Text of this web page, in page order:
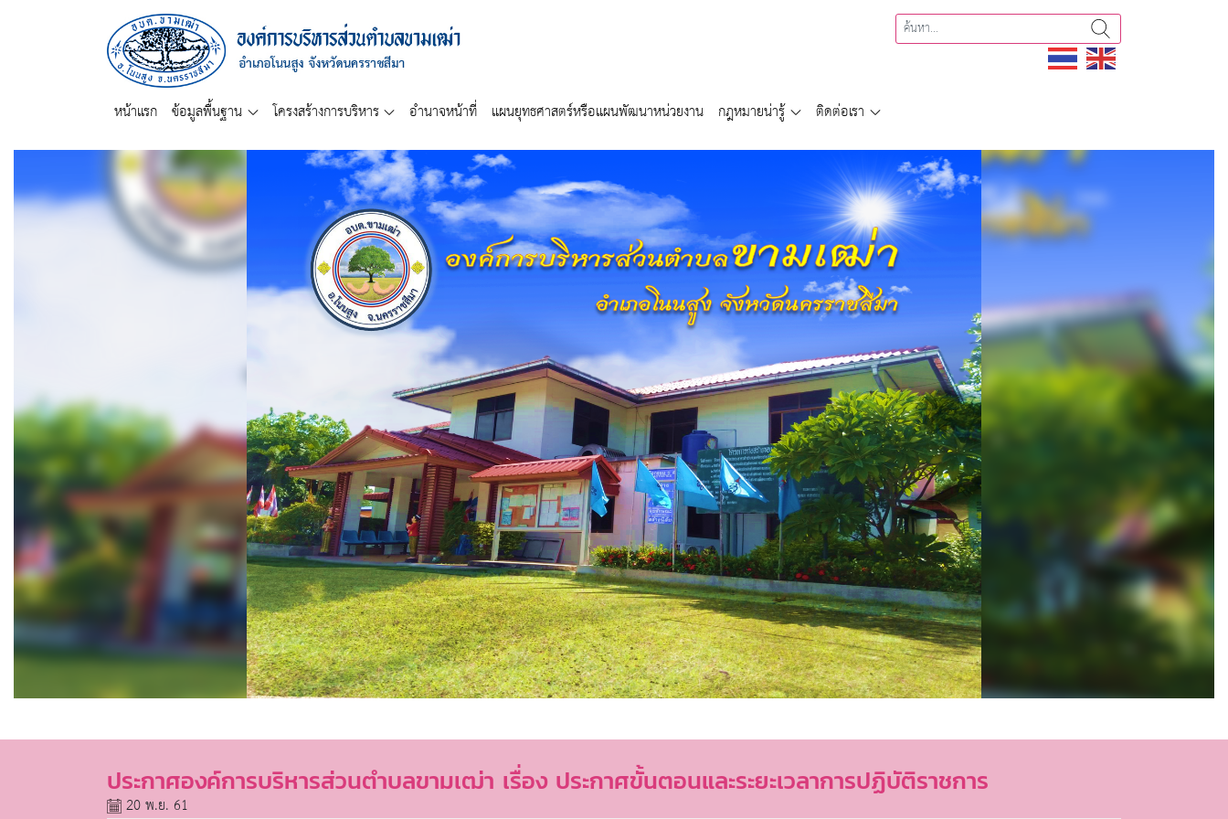
หน้าแรก ข้อมูลพื้นฐาน โครงสร้างการบริหาร อำนาจหน้าที่ แผนยุทธศาสตร์หรือแผนพัฒนาหน่วยงาน กฎหมายน่ารู้ ติดต่อเรา
ประกาศองค์การบริหารส่วนตำบลขามเฒ่า เรื่อง ประกาศขั้นตอนและระยะเวลาการปฏิบัติราชการ
20 พ.ย. 61